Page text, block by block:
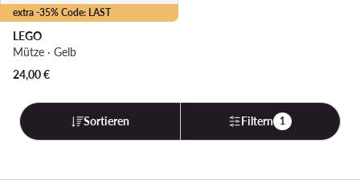
extra -35% Code: LAST
LEGO
Mütze · Gelb
24,00€
Sortieren Filtern 1